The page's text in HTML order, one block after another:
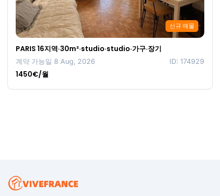
신규 매물
PARIS 16지역·30m²·studio·studio·가구·장기
계약 가능일 8 Aug, 2026 ID: 174929
1450€/월